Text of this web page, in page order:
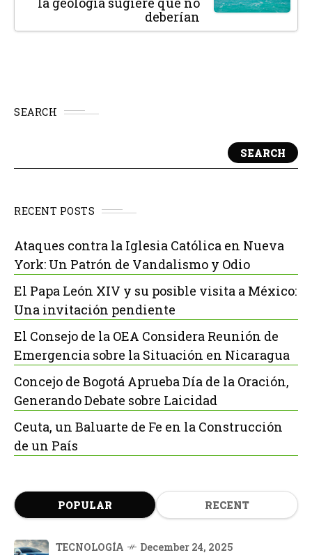
deberían
SEARCH
SEARCH
RECENT POSTS
Ataques contra la Iglesia Católica en Nueva
York: Un Patrón de Vandalismo y Odio
El Papa León XIV y su posible visita a México:
Una invitación pendiente
El Consejo de la OEA Considera Reunión de
Emergencia sobre la Situación en Nicaragua
Concejo de Bogotá Aprueba Día de la Oración,
Generando Debate sobre Laicidad
Ceuta, un Baluarte de Fe en la Construcción
de un País
POPULAR RECENT
TECNOLOGÍA December 24, 2025